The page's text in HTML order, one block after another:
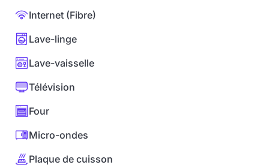
Internet (Fibre)
Lave-linge
Lave-vaisselle
Télévision
Four
Micro-ondes
Plaque de cuisson